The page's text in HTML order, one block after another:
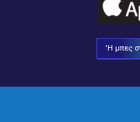
'Η μπες